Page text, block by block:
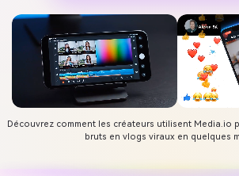
Découvrez comment les créateurs utilisent Media.io
bruts en vlogs viraux en quelques